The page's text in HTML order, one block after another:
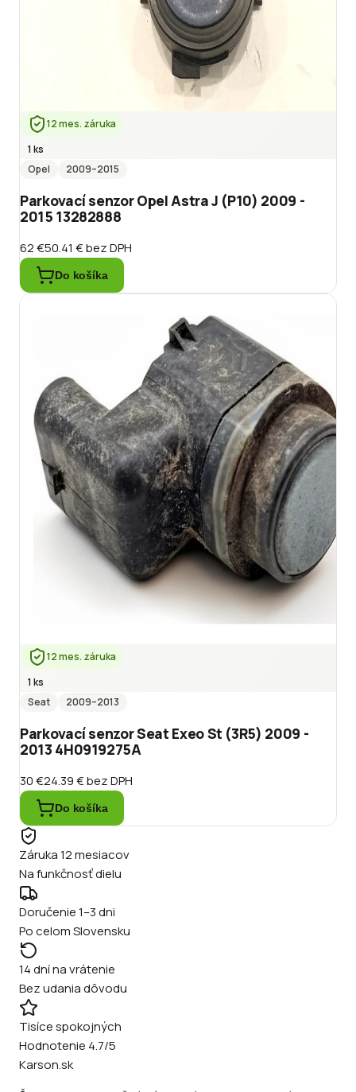
12 mes. záruka
1 ks
Opel
2009–2015
Parkovací senzor Opel Astra J (P10) 2009 -
2015 13282888
62 €50.41 €bez DPH
Do košíka
12 mes. záruka
1 ks
Seat
2009–2013
Parkovací senzor Seat Exeo St (3R5) 2009 -
2013 4H0919275A
30 €24.39 €bez DPH
Do košíka
Záruka 12 mesiacov
Na funkčnosť dielu
Doručenie 1–3 dni
Po celom Slovensku
14 dní na vrátenie
Bez udania dôvodu
Tisíce spokojných
Hodnotenie 4.7/5
Karson.sk